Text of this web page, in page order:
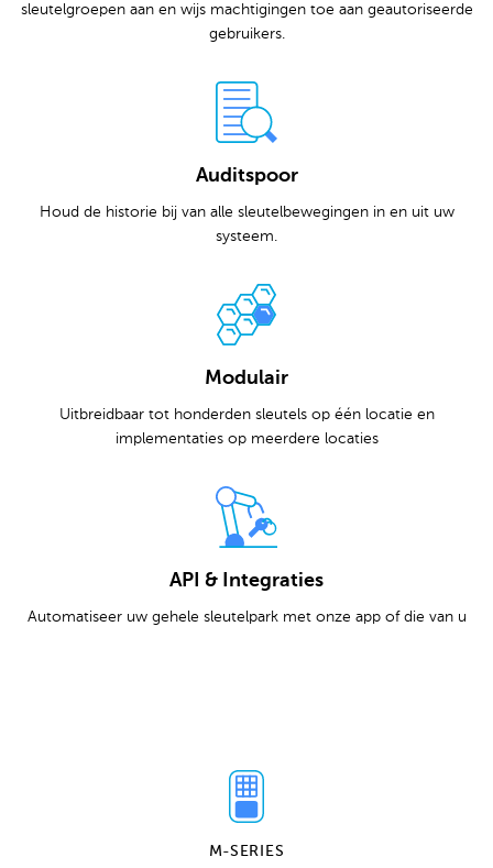
sleutelgroepen aan en wijs machtigingen toe aan geautoriseerde
gebruikers.
Auditspoor
Houd de historie bij van alle sleutelbewegingen in en uit uw
systeem.
Modulair
Uitbreidbaar tot honderden sleutels op één locatie en
implementaties op meerdere locaties
API & Integraties
Automatiseer uw gehele sleutelpark met onze app of die van u
M-SERIES